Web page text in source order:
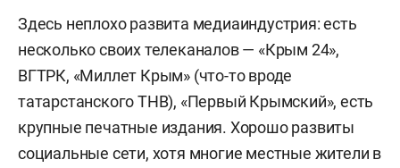
Здесь неплохо развита медиаиндустрия: есть
несколько своих телеканалов — «Крым 24»,
ВГТРК, «Миллет Крым» (что-то вроде
татарстанского ТНВ), «Первый Крымский», есть
крупные печатные издания. Хорошо развиты
социальные сети, хотя многие местные жители в